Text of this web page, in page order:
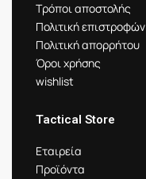
Τρόποι αποστολής
Πολιτική επιστροφών
Πολιτική απορρήτου
Όροι χρήσης
wishlist
Tactical Store
Εταιρεία
Προϊόντα